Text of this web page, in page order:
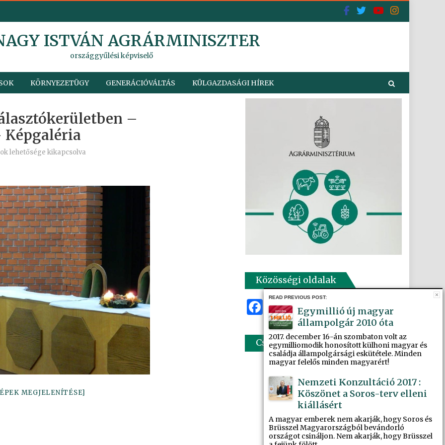
ISTVÁN AGRÁRMINISZTER
országgyűlési képviselő
KÖRNYEZETÜGY GENERÁCIÓVÁLTÁS KÜLGAZDASÁGI HÍREK
–
Képgaléria
lehetősége kikapcsolva
MEGJELENÍTÉSE]
Közösségi oldalak
Facebook
Instagram
Twitter
YouTube
Csatlakozzon oldalamhoz!
READ PREVIOUS POST:
Egymillió új magyar
állampolgár 2010 óta
2017. december 16-án szombaton volt az
egymilliomodik honosított külhoni magyar és
családja állampolgársági eskütétele. Minden
magyar felelős minden magyarért!
Nemzeti Konzultáció 2017 :
Köszönet a Soros-terv elleni
kiállásért
A magyar emberek nem akarják, hogy Soros és
Brüsszel Magyarországból bevándorló
országot csináljon. Nem akarják, hogy Brüsszel